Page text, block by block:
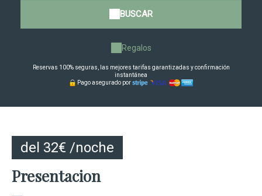
BUSCAR
Regalos
Reservas 100% seguras, las mejores tarifas garantizadas y confirmación
instantánea
Pago asegurado por
del 32€ /noche
Presentacion